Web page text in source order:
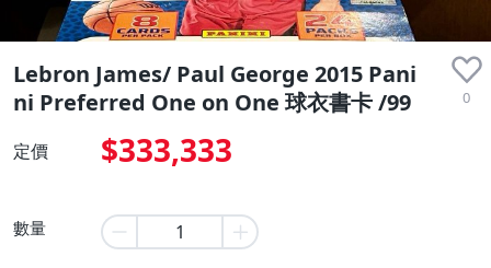
Lebron James/ Paul George 2015 Pani
ni Preferred One on One 球衣書卡 /99
0
定價 $333,333
數量